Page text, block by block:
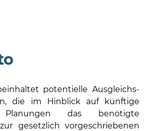
potentielle Ausgleichs-
die im Hinblick auf künftige
Planungen das benötigte
gesetzlich vorgeschriebenen